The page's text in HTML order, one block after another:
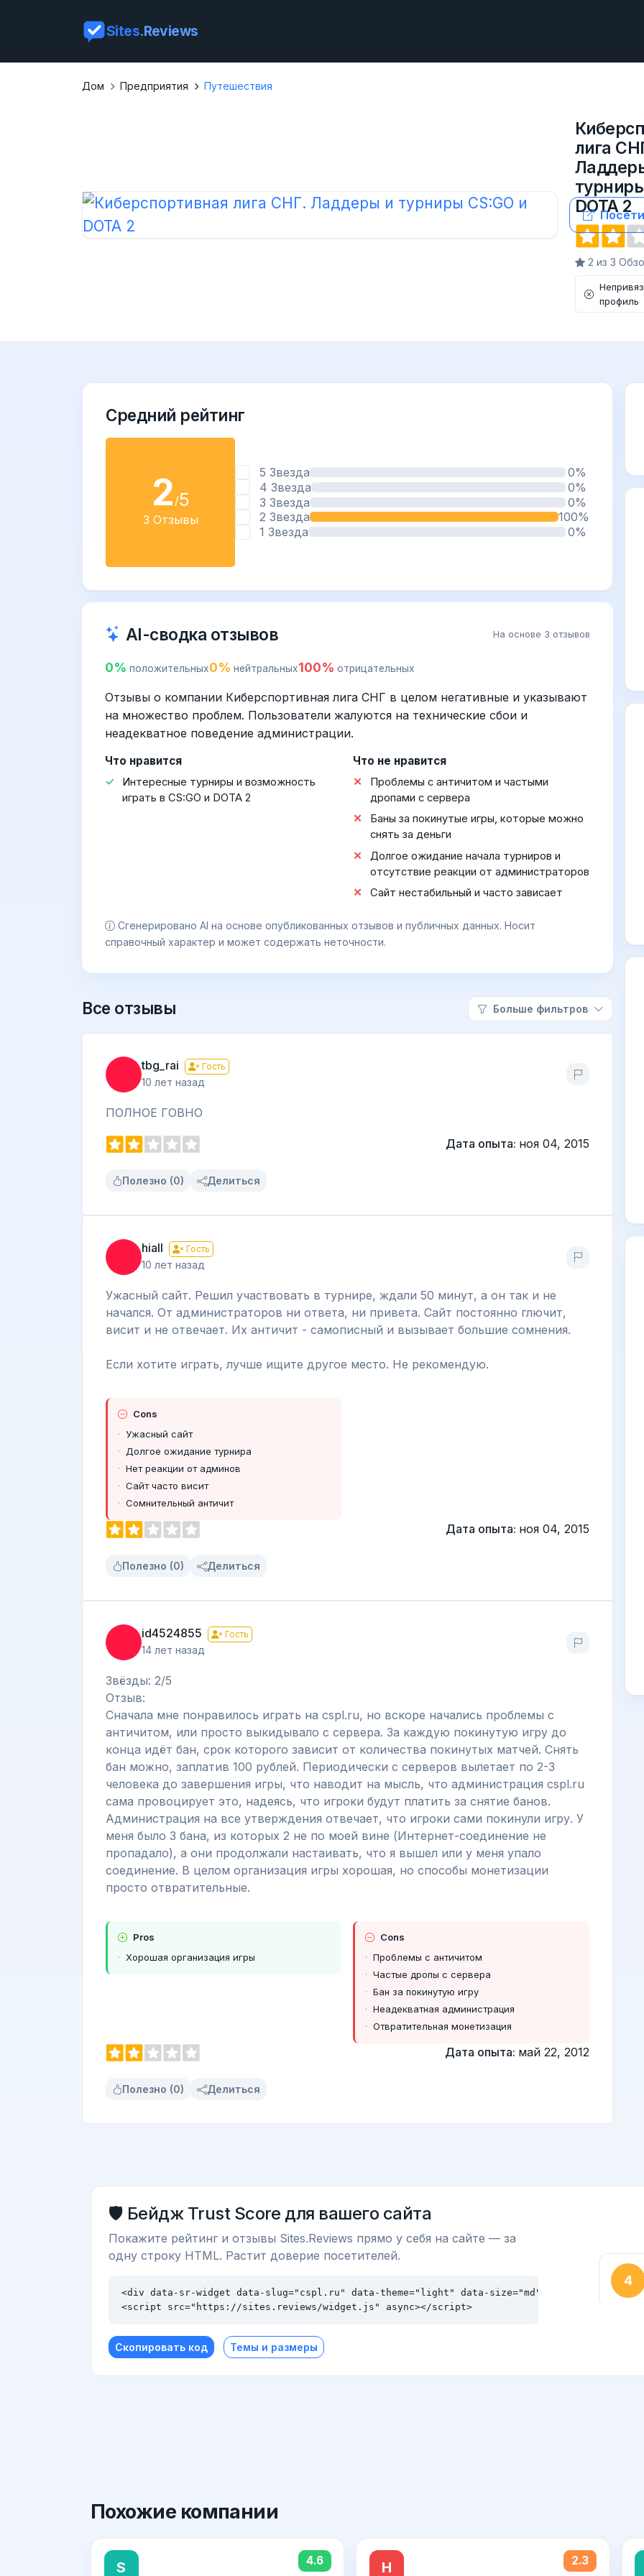
Sites.Reviews
Дом Предприятия Путешествия
лига
DOTA 2
2 из 3
профиль
Средний рейтинг
2 /5
3 Отзывы
5 Звезда
0%
4 Звезда
0%
3 Звезда
0%
2 Звезда
100%
1 Звезда
0%
AI-сводка отзывов На основе 3 отзывов
0% положительных0% нейтральных100% отрицательных
Отзывы о компании Киберспортивная лига СНГ в целом негативные и указывают
на множество проблем. Пользователи жалуются на технические сбои и
неадекватное поведение администрации.
Что нравится
Интересные турниры и возможность
играть в CS:GO и DOTA 2
Что не нравится
Проблемы с античитом и частыми
дропами с сервера
Баны за покинутые игры, которые можно
снять за деньги
Долгое ожидание начала турниров и
отсутствие реакции от администраторов
Сайт нестабильный и часто зависает
Сгенерировано AI на основе опубликованных отзывов и публичных данных. Носит
справочный характер и может содержать неточности.
Все отзывы Больше фильтров
tbg_rai Гость
10 лет назад
ПОЛНОЕ ГОВНО
Дата опыта: ноя 04, 2015
Полезно (0) Делиться
hiall Гость
10 лет назад
Ужасный сайт. Решил участвовать в турнире, ждали 50 минут, а он так и не
начался. От администраторов ни ответа, ни привета. Сайт постоянно глючит,
висит и не отвечает. Их античит - самописный и вызывает большие сомнения.
Если хотите играть, лучше ищите другое место. Не рекомендую.
Cons
Ужасный сайт
Долгое ожидание турнира
Нет реакции от админов
Сайт часто висит
Сомнительный античит
Дата опыта: ноя 04, 2015
Полезно (0) Делиться
id4524855 Гость
14 лет назад
Звёзды: 2/5
Отзыв:
Сначала мне понравилось играть на cspl.ru, но вскоре начались проблемы с
античитом, или просто выкидывало с сервера. За каждую покинутую игру до
конца идёт бан, срок которого зависит от количества покинутых матчей. Снять
бан можно, заплатив 100 рублей. Периодически с серверов вылетает по 2-3
человека до завершения игры, что наводит на мысль, что администрация cspl.ru
сама провоцирует это, надеясь, что игроки будут платить за снятие банов.
Администрация на все утверждения отвечает, что игроки сами покинули игру. У
меня было 3 бана, из которых 2 не по моей вине (Интернет-соединение не
пропадало), а они продолжали настаивать, что я вышел или у меня упало
соединение. В целом организация игры хорошая, но способы монетизации
просто отвратительные.
Pros
Хорошая организация игры
Cons
Проблемы с античитом
Частые дропы с сервера
Бан за покинутую игру
Неадекватная администрация
Отвратительная монетизация
Дата опыта: май 22, 2012
Полезно (0) Делиться
🛡️ Бейдж Trust Score для вашего сайта
Покажите рейтинг и отзывы Sites.Reviews прямо у себя на сайте — за
одну строку HTML. Растит доверие посетителей.
<div data-sr-widget data-slug="cspl.ru" data-theme="light" data-size="md"></div>
<script src="https://sites.reviews/widget.js" async></script>
Скопировать код Темы и размеры
Похожие компании
S 4.6 Н 2.3